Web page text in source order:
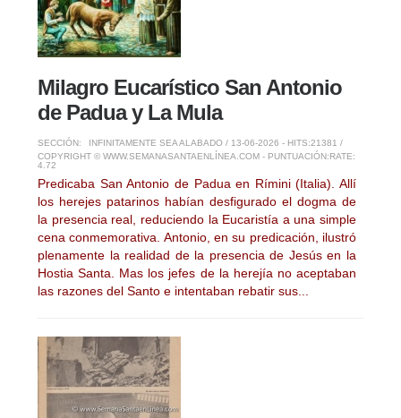
Milagro Eucarístico San Antonio
de Padua y La Mula
SECCIÓN: INFINITAMENTE SEA ALABADO / 13-06-2026 - HITS:21381 /
COPYRIGHT © WWW.SEMANASANTAENLÍNEA.COM - PUNTUACIÓN:RATE:
4.72
Predicaba San Antonio de Padua en Rímini (Italia). Allí
los herejes patarinos habían desfigurado el dogma de
la presencia real, reduciendo la Eucaristía a una simple
cena conmemorativa. Antonio, en su predicación, ilustró
plenamente la realidad de la presencia de Jesús en la
Hostia Santa. Mas los jefes de la herejía no aceptaban
las razones del Santo e intentaban rebatir sus...